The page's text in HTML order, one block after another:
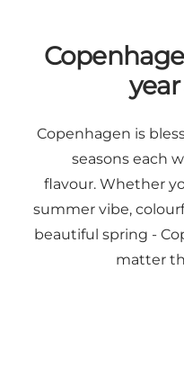
Copenhagen is
seasons each
flavour. Whether
summer vibe,
beautiful spring -
matter